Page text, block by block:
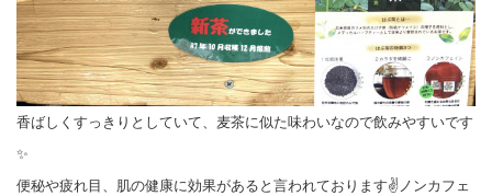
香ばしくすっきりとしていて、麦茶に似た味わいなので飲みやすいです
✨
便秘や疲れ目、肌の健康に効果があると言われております✌️ノンカフェ